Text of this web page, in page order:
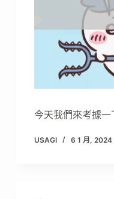
今天我們來考據
USAGI 6 1 月, 2024